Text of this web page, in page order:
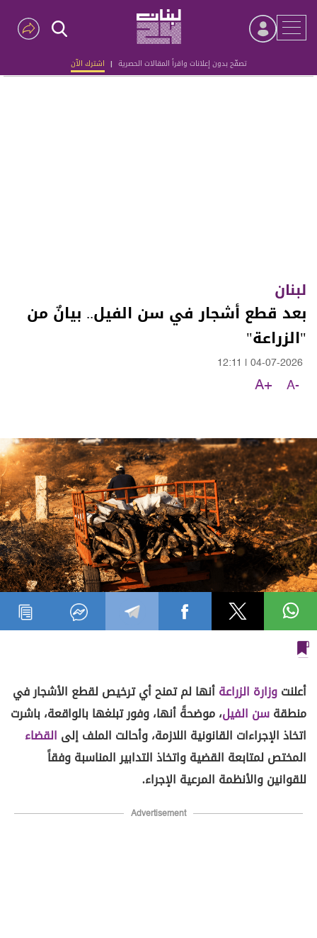
تصفّح بدون إعلانات واقرأ المقالات الحصرية | اشترك الآن
Advertisement
لبنان
بعد قطع أشجار في سن الفيل.. بيانٌ من
"الزراعة"
04-07-2026
12:11
A-
A+
أعلنتوزارة الزراعةأنها لم تمنح أي ترخيص لقطع الأشجار في
منطقةسن الفيل، موضحةً أنها، وفور تبلغها بالواقعة، باشرت
اتخاذ الإجراءات القانونية اللازمة، وأحالت الملف إلى القضاء
المختص لمتابعة القضية واتخاذ التدابير المناسبة وفقاً
للقوانين والأنظمة المرعية الإجراء.
Advertisement